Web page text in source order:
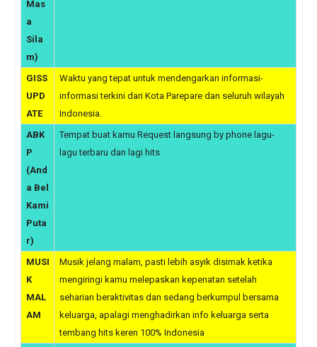
Mas
a
Sila
m)
GISS
UPD
ATE
Waktu yang tepat untuk mendengarkan informasi-
informasi terkini dari Kota Parepare dan seluruh wilayah
Indonesia.
ABK
P
(And
a Bel
Kami
Puta
r)
Tempat buat kamu Request langsung by phone lagu-
lagu terbaru dan lagi hits
MUSI
K
MAL
AM
Musik jelang malam, pasti lebih asyik disimak ketika
mengiringi kamu melepaskan kepenatan setelah
seharian beraktivitas dan sedang berkumpul bersama
keluarga, apalagi menghadirkan info keluarga serta
tembang hits keren 100% Indonesia